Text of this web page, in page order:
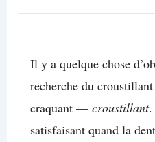
Il y a quelque chose
recherche du
craquant — croustillant.
satisfaisant quand la